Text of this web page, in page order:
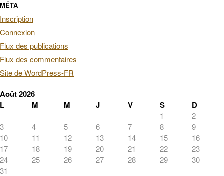
MÉTA
Inscription
Connexion
Flux des publications
Flux des commentaires
Site de WordPress-FR
Août 2026
L
M M J V S D
1
2
3
4 5 6 7 8
9
10
11 12 13 14 15
16
17
18 19 20 21 22
23
24
25 26 27 28 29
30
31